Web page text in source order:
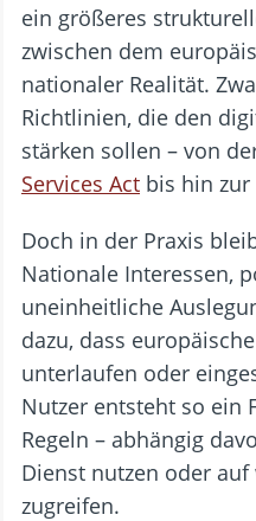
ein größeres
zwischen dem
nationaler Realität.
Richtlinien, die den
stärken sollen – von
Services Act bis hin
Doch in der Praxis
Nationale Interessen,
uneinheitliche
dazu, dass
unterlaufen oder
Nutzer entsteht so ein
Regeln – abhängig
Dienst nutzen oder auf
zugreifen.